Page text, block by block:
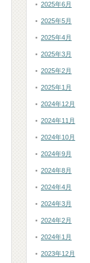
2025年6月
2025年5月
2025年4月
2025年3月
2025年2月
2025年1月
2024年12月
2024年11月
2024年10月
2024年9月
2024年8月
2024年4月
2024年3月
2024年2月
2024年1月
2023年12月